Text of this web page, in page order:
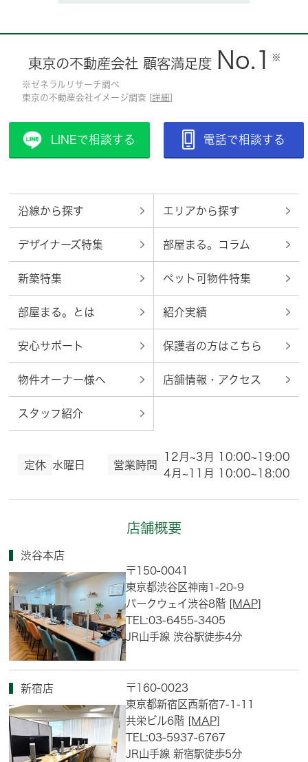
東京の不動産会社 顧客満足度 No.1 ※
※ゼネラルリサーチ調べ
東京の不動産会社イメージ調査 [ 詳細
LINEで相談する 電話で相談する
沿線から探す エリアから探す
デザイナーズ特集 部屋まる。コラム
新築特集 ペット可物件特集
部屋まる。とは 紹介実績
安心サポート 保護者の方はこちら
物件オーナー様へ 店舗情報・アクセス
スタッフ紹介
定休 水曜日 営業時間
12月~3月 10:00~19:00
4月~11月 10:00~18:00
店舗概要
渋谷本店
〒150-0041
東京都渋谷区神南1-20-9
パークウェイ渋谷8階 [MAP]
TEL:03-6455-3405
JR山手線 渋谷駅徒歩4分
新宿店
〒160-0023
東京都新宿区西新宿7-1-11
共栄ビル6階 [MAP]
TEL:03-5937-6767
JR山手線 新宿駅徒歩5分